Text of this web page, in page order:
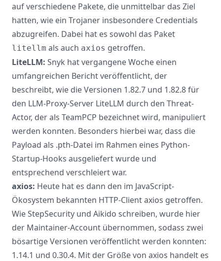
auf verschiedene Pakete, die unmittelbar das Ziel
hatten, wie ein Trojaner insbesondere Credentials
abzugreifen. Dabei hat es sowohl das Paket
litellm als auch axios getroffen.
LiteLLM: Snyk hat vergangene Woche einen
umfangreichen Bericht veröffentlicht, der
beschreibt, wie die Versionen 1.82.7 und 1.82.8 für
den LLM-Proxy-Server LiteLLM durch den Threat-
Actor, der als TeamPCP bezeichnet wird, manipuliert
werden konnten. Besonders hierbei war, dass die
Payload als .pth-Datei im Rahmen eines Python-
Startup-Hooks ausgeliefert wurde und
entsprechend verschleiert war.
axios: Heute hat es dann den im JavaScript-
Ökosystem bekannten HTTP-Clientaxios getroffen.
WieStepSecurity und Aikido schreiben, wurde hier
der Maintainer-Account übernommen, sodass zwei
bösartige Versionen veröffentlicht werden konnten:
1.14.1 und 0.30.4. Mit der Größe von axios handelt es